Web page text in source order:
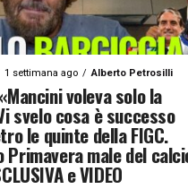
1 settimana ago Alberto Petrosilli
voleva solo la
svelo cosa è successo
le quinte della FIGC.
Primavera male del
e VIDEO